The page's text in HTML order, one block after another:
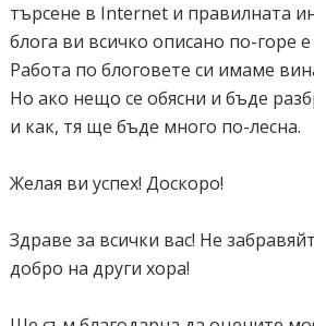
търсене в Internet и правилната
блога ви всичко описано по-горе
Работа по блоговете си имаме
Но ако нещо се обясни и бъде
и как, тя ще бъде много по-лесна.
Желая ви успех! Доскоро!
Здраве за всички вас! Не
добро на други хора!